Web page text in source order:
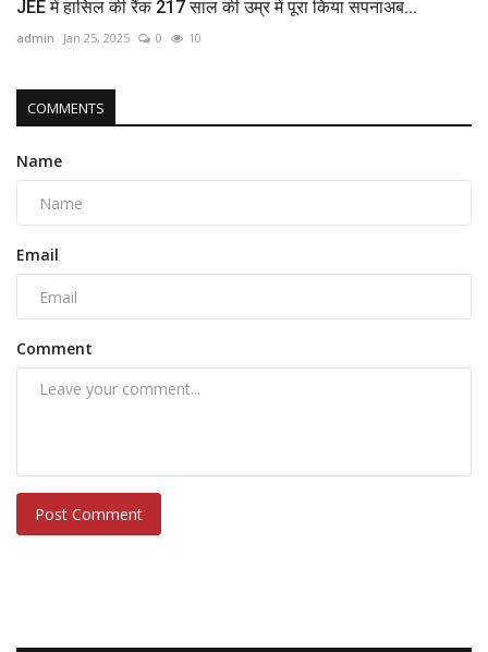
JEE में हासिल की रैंक 217 साल की उम्र में पूरा किया सपनाअब...
admin Jan 25, 2025 0 10
COMMENTS
Name
Email
Comment
Post Comment